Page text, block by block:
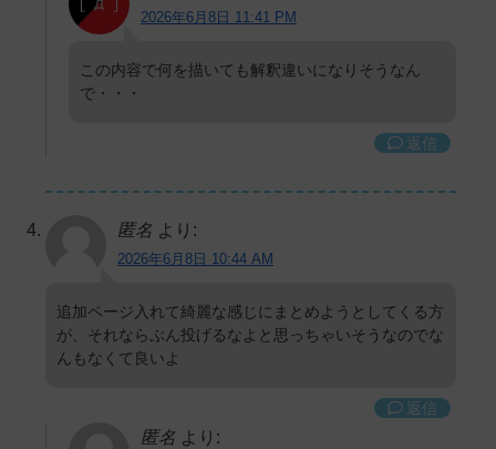
2026年6月8日 11:41 PM
この内容で何を描いても解釈違いになりそうなん
で・・・
返信
匿名 より:
2026年6月8日 10:44 AM
追加ページ入れて綺麗な感じにまとめようとしてくる方
が、それならぶん投げるなよと思っちゃいそうなのでな
んもなくて良いよ
返信
匿名 より: